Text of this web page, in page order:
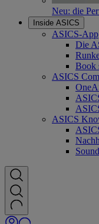
Neu: die
Inside ASICS
ASICS-App
Die
Book
ASICS
ASICS